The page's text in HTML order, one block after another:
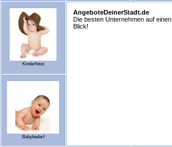
Kinderfotos
AngeboteDeinerStadt.de
Die besten Unternehmen auf einen
Blick!
Babybedarf